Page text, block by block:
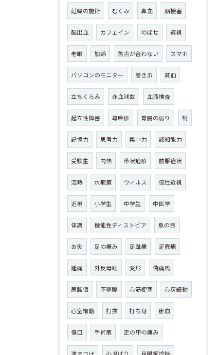
妊婦の施術 むくみ 鼻血 脳梗塞
脳出血 カフェイン のぼせ 遠視
老眼 加齢 焦点が合わない スマホ
パソコンのモニター 巻き爪 貧血
立ちくらみ 赤血球数 血液検査
起立性障害 蕁麻疹 胃腸の弱り 桃
記憶力 思考力 集中力 認知能力
受験生 内熱 帯状疱疹 前駆症状
湿熱 水疱瘡 ウィルス 仮性近視
近視 小学生 中学生 中医学
体調 機能性ディストピア 魚の目
お灸 足の痛み 足趾痛 足底痛
踵痛 外反母趾 変形 偽痛風
尿酸値 不整脈 心筋梗塞 心房細動
心室細動 打撲 打ち身 瘀血
傷口 手術痕 足の甲の痛み